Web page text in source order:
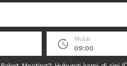
Mulai
09:00